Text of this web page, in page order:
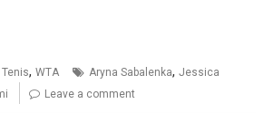
Tenis,WTA Aryna Sabalenka,Jessica
Leave a comment